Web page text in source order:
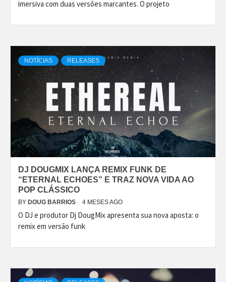
imersiva com duas versões marcantes. O projeto
NOTÍCIAS RELEASES
DJ DOUGMIX LANÇA REMIX FUNK DE
“ETERNAL ECHOES” E TRAZ NOVA VIDA AO
POP CLÁSSICO
BY DOUG BARRIOS 4 MESES AGO
O DJ e produtor Dj DougMix apresenta sua nova aposta: o
remix em versão funk